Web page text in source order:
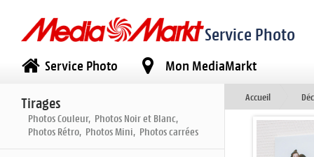
Service Photo
Service Photo Mon MediaMarkt
Tirages
Photos Couleur, Photos Noir et Blanc,
Photos Rétro, Photos Mini, Photos carrées
Accueil